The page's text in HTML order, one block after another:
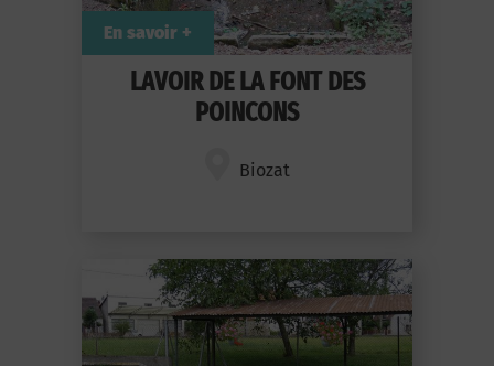
LAVOIR DE LA FONT DES
POINCONS
Biozat
En savoir +